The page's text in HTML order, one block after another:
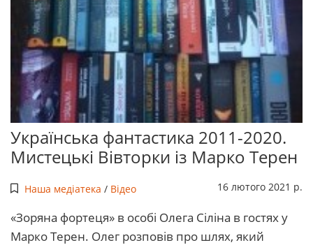
Українська фантастика 2011-2020.
Мистецькі Вівторки із Марко Терен
Наша медіатека / Відео 16 лютого 2021 р.
«Зоряна фортеця» в особі Олега Сіліна в гостях у
Марко Терен. Олег розповів про шлях, який